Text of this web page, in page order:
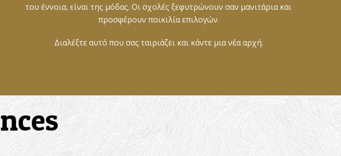
του έννοια, είναι της μόδας. Oι σχολές ξεφυτρώνουν σαν μανιτάρια και
προσφέρουν ποικιλία επιλογών.
Διαλέξτε αυτό που σας ταιριάζει και κάντε μια νέα αρχή.